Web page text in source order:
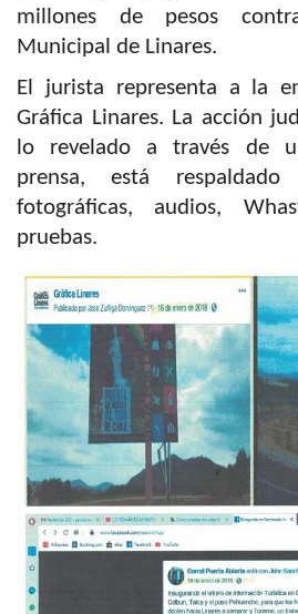
millones de pesos
Municipal de Linares.
El jurista representa a la
Gráfica Linares. La acción
lo revelado a través de
prensa, está
fotográficas, audios,
pruebas.